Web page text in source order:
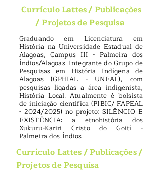
Currículo Lattes/Publicações
/Projetos de Pesquisa
Graduando em Licenciatura em
História na Universidade Estadual de
Alagoas, Campus III - Palmeira dos
Índios/Alagoas. Integrante do Grupo de
Pesquisas em História Indígena de
Alagoas (GPHIAL - UNEAL), com
pesquisas ligadas a área indigenista,
História Local. Atualmente é bolsista
de iniciação científica (PIBIC/ FAPEAL
- 2024/2025) no projeto: SILÊNCIO E
EXISTÊNCIA: a etnohistória dos
Xukuru-Kariri Cristo do Goití -
Palmeira dos Índios.
Currículo Lattes/Publicações/
Projetos de Pesquisa